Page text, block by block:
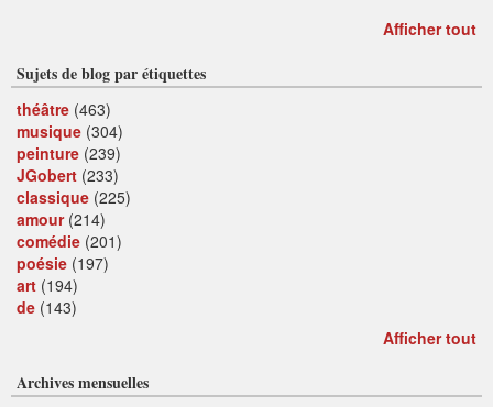
Afficher tout
Sujets de blog par étiquettes
théâtre (463)
musique (304)
peinture (239)
JGobert (233)
classique (225)
amour(214)
comédie (201)
poésie (197)
art (194)
de (143)
Afficher tout
Archives mensuelles